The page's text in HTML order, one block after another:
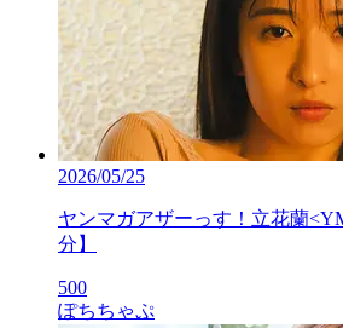
2026/05/25
ヤンマガアザーっす！立花蘭
分】
500
ぽちちゃぷ